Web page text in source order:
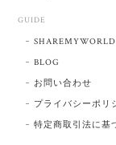
GUIDE
BLOG
お問い合わせ
プライバシーポリ
特定商取引法に基